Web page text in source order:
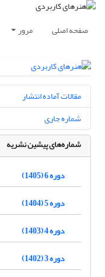
صفحه اصلی مرور
مقالات آماده انتشار
شماره جاری
شماره‌های پیشین نشریه
دوره 6 (1405)
دوره 5 (1404)
دوره 4 (1403)
دوره 3 (1402)